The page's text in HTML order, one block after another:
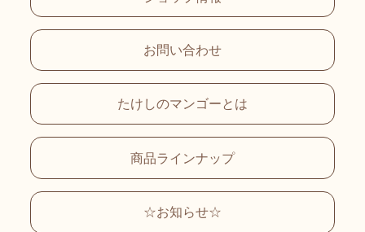
お問い合わせ
たけしのマンゴーとは
商品ラインナップ
☆お知らせ☆